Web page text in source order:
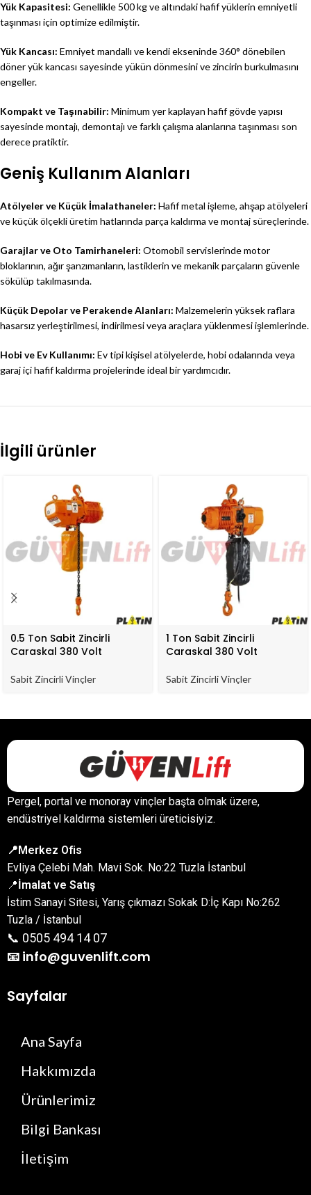
Yük Kapasitesi: Genellikle 500 kg ve altındaki hafif yüklerin emniyetli
taşınması için optimize edilmiştir.
Yük Kancası: Emniyet mandallı ve kendi ekseninde 360° dönebilen
döner yük kancası sayesinde yükün dönmesini ve zincirin burkulmasını
engeller.
Kompakt ve Taşınabilir: Minimum yer kaplayan hafif gövde yapısı
sayesinde montajı, demontajı ve farklı çalışma alanlarına taşınması son
derece pratiktir.
Geniş Kullanım Alanları
Atölyeler ve Küçük İmalathaneler: Hafif metal işleme, ahşap atölyeleri
ve küçük ölçekli üretim hatlarında parça kaldırma ve montaj süreçlerinde.
Garajlar ve Oto Tamirhaneleri: Otomobil servislerinde motor
bloklarının, ağır şanzımanların, lastiklerin ve mekanik parçaların güvenle
sökülüp takılmasında.
Küçük Depolar ve Perakende Alanları: Malzemelerin yüksek raflara
hasarsız yerleştirilmesi, indirilmesi veya araçlara yüklenmesi işlemlerinde.
Hobi ve Ev Kullanımı: Ev tipi kişisel atölyelerde, hobi odalarında veya
garaj içi hafif kaldırma projelerinde ideal bir yardımcıdır.
İlgili ürünler
0.5 Ton Sabit Zincirli
Caraskal 380 Volt
Sabit Zincirli Vinçler
1 Ton Sabit Zincirli
Caraskal 380 Volt
Sabit Zincirli Vinçler
Pergel, portal ve monoray vinçler başta olmak üzere,
endüstriyel kaldırma sistemleri üreticisiyiz.
📍Merkez Ofis
Evliya Çelebi Mah. Mavi Sok. No:22 Tuzla İstanbul
📍İmalat ve Satış
İstim Sanayi Sitesi, Yarış çıkmazı Sokak D:İç Kapı No:262
Tuzla / İstanbul
📞 0505 494 14 07
📧 info@guvenlift.com
Sayfalar
Ana Sayfa
Hakkımızda
Ürünlerimiz
Bilgi Bankası
İletişim